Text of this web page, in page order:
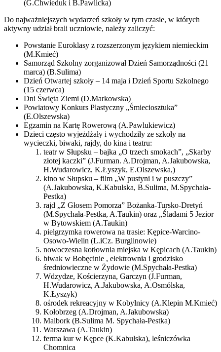
(G.Chwieduk i B.Pawlicka)
Do najważniejszych wydarzeń szkoły w tym czasie, w których
aktywny udział brali uczniowie, należy zaliczyć:
Powstanie Euroklasy z rozszerzonym językiem niemieckim
(M.Kmieć)
Samorząd Szkolny zorganizował Dzień Samorządności (21
marca) (B.Sulima)
Dzień Otwartej szkoły – 14 maja i Dzień Sportu Szkolnego
(15 czerwca)
Dni Święta Ziemi (D.Markowska)
Powiatowy Konkurs Plastyczny „Śmieciosztuka”
(E.Olszewska)
Egzamin na Kartę Rowerową (A.Pawlukiewicz)
Dzieci często wyjeżdżały i wychodziły ze szkoły na
wycieczki, biwaki, rajdy, do kina i teatru:
teatr w Słupsku – bajka „O trzech smokach”, „Skarby
złotej kaczki” (J.Furman. A.Drojman, A.Jakubowska,
H.Wudarowicz, K.Łyszyk, E.Olszewska,)
kino w Słupsku – film „W pustyni i w puszczy”
(A.Jakubowska, K.Kabulska, B.Sulima, M.Spychała-
Pestka)
rajd „Z Głosem Pomorza” Bożanka-Tursko-Dretyń
(M.Spychała-Pestka, A.Taukin) oraz „Śladami 5 Jezior
w Bytowskiem (A.Taukin)
pielgrzymka rowerowa na trasie: Kępice-Warcino-
Osowo-Wielin (L.iCz. Burglinowie)
nowoczesna kotłownia miejska w Kępicach (A.Taukin)
biwak w Bobęcinie , elektrownia i grodzisko
średniowieczne w Żydowie (M.Spychała-Pestka)
Wdzydze, Kościerzyna, Garczyn (J.Furman,
H.Wudarowicz, A.Jakubowska, A.Osmólska,
K.Łyszyk)
ośrodek rekreacyjny w Kobylnicy (A.Klepin M.Kmieć)
Kołobrzeg (A.Drojman, A.Jakubowska)
Malbork (B.Sulima M. Spychała-Pestka)
Warszawa (A.Taukin)
ferma kur w Kępce (K.Kabulska), leśniczówka
Chomnica